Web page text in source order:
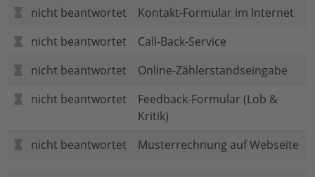
nicht beantwortet
Kontakt-Formular im Internet
nicht beantwortet
Call-Back-Service
nicht beantwortet
Online-Zählerstandseingabe
nicht beantwortet
Feedback-Formular (Lob &
Kritik)
nicht beantwortet
Musterrechnung auf Webseite